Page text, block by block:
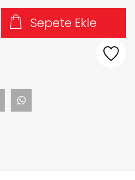
Sepete Ekle